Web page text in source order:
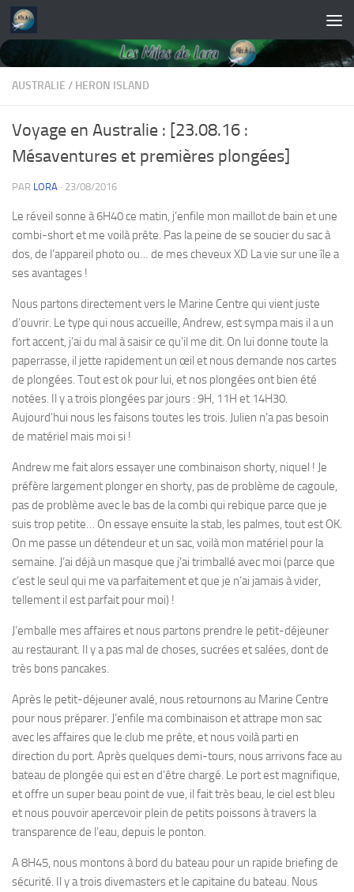
Skip to content
AUSTRALIE / HERON ISLAND
Voyage en Australie : [23.08.16 :
Mésaventures et premières plongées]
PAR LORA · 23/08/2016
Le réveil sonne à 6H40 ce matin, j’enfile mon maillot de bain et une
combi-short et me voilà prête. Pas la peine de se soucier du sac à
dos, de l’appareil photo ou… de mes cheveux XD La vie sur une île a
ses avantages !
Nous partons directement vers le Marine Centre qui vient juste
d’ouvrir. Le type qui nous accueille, Andrew, est sympa mais il a un
fort accent, j’ai du mal à saisir ce qu’il me dit. On lui donne toute la
paperrasse, il jette rapidement un œil et nous demande nos cartes
de plongées. Tout est ok pour lui, et nos plongées ont bien été
notées. Il y a trois plongées par jours : 9H, 11H et 14H30.
Aujourd’hui nous les faisons toutes les trois. Julien n’a pas besoin
de matériel mais moi si !
Andrew me fait alors essayer une combinaison shorty, niquel ! Je
préfère largement plonger en shorty, pas de problème de cagoule,
pas de problème avec le bas de la combi qui rebique parce que je
suis trop petite… On essaye ensuite la stab, les palmes, tout est OK.
On me passe un détendeur et un sac, voilà mon matériel pour la
semaine. J’ai déjà un masque que j’ai trimballé avec moi (parce que
c’est le seul qui me va parfaitement et que je n’ai jamais à vider,
tellement il est parfait pour moi) !
J’emballe mes affaires et nous partons prendre le petit-déjeuner
au restaurant. Il y a pas mal de choses, sucrées et salées, dont de
très bons pancakes.
Après le petit-déjeuner avalé, nous retournons au Marine Centre
pour nous préparer. J’enfile ma combinaison et attrape mon sac
avec les affaires que le club me prête, et nous voilà parti en
direction du port. Après quelques demi-tours, nous arrivons face au
bateau de plongée qui est en d’être chargé. Le port est magnifique,
et offre un super beau point de vue, il fait très beau, le ciel est bleu
et nous pouvoir apercevoir plein de petits poissons à travers la
transparence de l’eau, depuis le ponton.
A 8H45, nous montons à bord du bateau pour un rapide briefing de
sécurité. Il y a trois divemasters et le capitaine du bateau. Nous